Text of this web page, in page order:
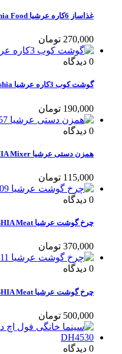
غذاساز 6کاره عرشیا Arshia Food...
270,000 تومان
0 دیدگاه
گوشت کوب 3کاره عرشیا Arshia...
190,000 تومان
0 دیدگاه
همزن دستی عرشیا ARSHIA Mixer...
115,000 تومان
0 دیدگاه
چرخ گوشت عرشیا ARSHIA Meat...
370,000 تومان
0 دیدگاه
چرخ گوشت عرشیا ARSHIA Meat...
500,000 تومان
0 دیدگاه